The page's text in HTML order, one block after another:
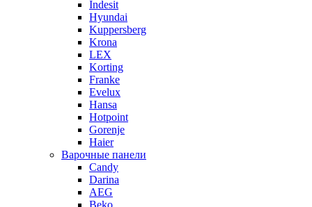
Indesit
Hyundai
Kuppersberg
Krona
LEX
Korting
Franke
Evelux
Hansa
Hotpoint
Gorenje
Haier
Варочные панели
Candy
Darina
AEG